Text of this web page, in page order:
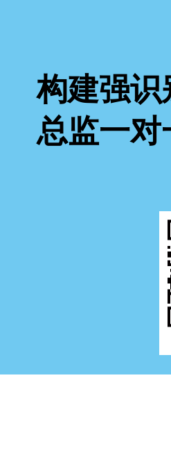
构建强识
总监一对